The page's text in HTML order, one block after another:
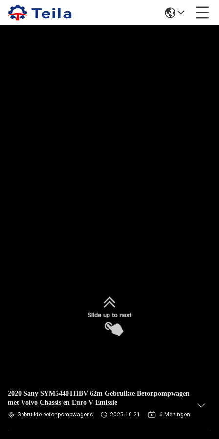
2020 Sany SYM5440THBV 62m Gebruikte Betonpompwagen
met Volvo Chassis en Euro V Emissie
Gebruikte betonpompwagens 2025-10-21 6 Meningen